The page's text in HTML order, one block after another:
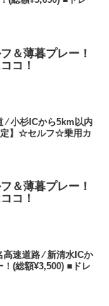
＆薄暮プレー！
コ！
⁄ 小杉ICから5km以内
定】☆セルフ☆乗用カ
＆薄暮プレー！
コ！
速道路 ⁄ 新清水ICか
(総額¥3,500) ■ドレ